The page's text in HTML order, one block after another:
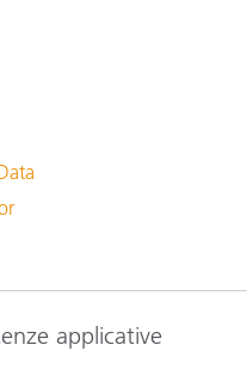
applicative